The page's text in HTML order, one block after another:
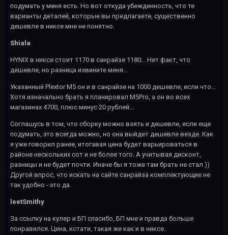
подумать у меня есть. Но вот откуда убежденность, что те
варианты деталей, которые вы предлагаете, существенно
дешевле в никсе мне не понятно.
Shiala
HYNIX в никсе стоит 1170 в санрайзе 1180... Нет факт, что
дешевле, но разница извините меня...
Указанный Plextor M5 он и в санрайзе на 1000 дешевле, если что...
Хотя изначально брать я планировал М5Pro, а он во всех
магазинах 4700, плюс минус 20 рублей...
Соглашусь в том, что сборку можно взять и дешевле, если еще
подумать, это всегда можно, но она выйдет дешевле везде. Как
я уже говорил ранее, итогавая цена будет варьироваться в
районе нескольких сот и не более того. А учитывая дисконт,
разницы и не будет почти. Иначе бы я тоже там брать не стал ))
Другой впрос, что искать на сайте санрайза комплектующие не
так удобно - это да.
leetSmithy
За ссылку на кулер и БП спасибо, БП мне и правда больше
понравился. Цена, кстати, такая же как и в никсе.